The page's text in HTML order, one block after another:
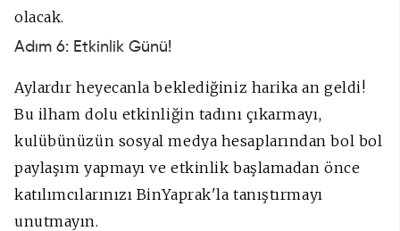
olacak.
Adım 6: Etkinlik Günü!
Aylardır heyecanla beklediğiniz harika an geldi!
Bu ilham dolu etkinliğin tadını çıkarmayı,
kulübünüzün sosyal medya hesaplarından bol bol
paylaşım yapmayı ve etkinlik başlamadan önce
katılımcılarınızı BinYaprak'la tanıştırmayı
unutmayın.